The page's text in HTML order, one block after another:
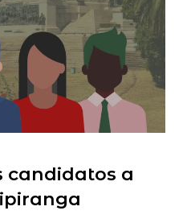
candidatos a